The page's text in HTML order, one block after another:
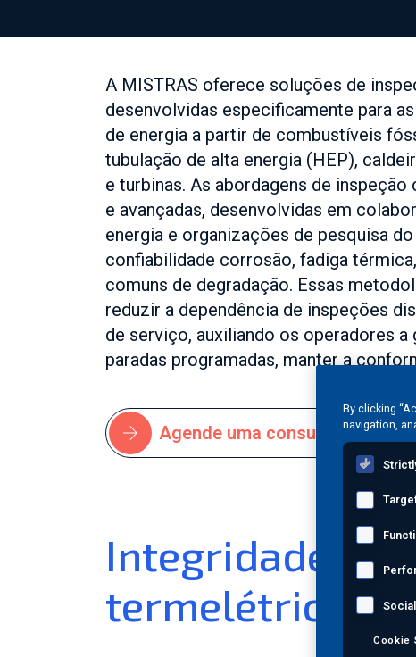
A MISTRAS oferece soluções de
desenvolvidas especificamente para
de energia a partir de combustíveis
tubulação de alta energia (HEP),
e turbinas. As abordagens de
e avançadas, desenvolvidas em
energia e organizações de pesquisa
confiabilidade corrosão, fadiga
comuns de degradação. Essas
reduzir a dependência de inspeções
de serviço, auxiliando os operadores a
paradas programadas, manter a
Agende uma consulta com um
Integridade
termelétricas a
By clicking
navigation,
Cookie